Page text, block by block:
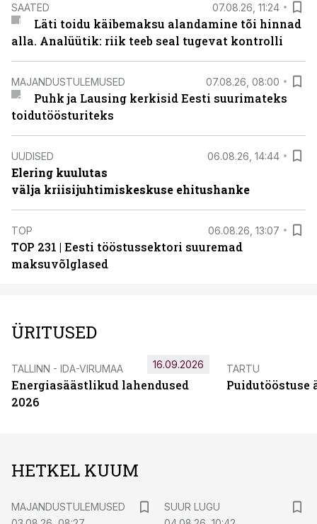
SAATED 07.08.26, 11:24
Läti toidu käibemaksu alandamine tõi hinnad
alla. Analüütik: riik teeb seal tugevat kontrolli
MAJANDUSTULEMUSED 07.08.26, 08:00
Puhk ja Lausing kerkisid Eesti suurimateks
toidutöösturiteks
UUDISED 06.08.26, 14:44
Elering kuulutas
välja kriisijuhtimiskeskuse ehitushanke
TOP 06.08.26, 13:07
TOP 231 | Eesti tööstussektori suuremad
maksuvõlglased
ÜRITUSED
TALLINN - IDA-VIRUMAA
Energiasäästlikud lahendused
2026
16.09.2026 TARTU
Puidutööstuse
HETKEL KUUM
MAJANDUSTULEMUSED
SUUR LUGU